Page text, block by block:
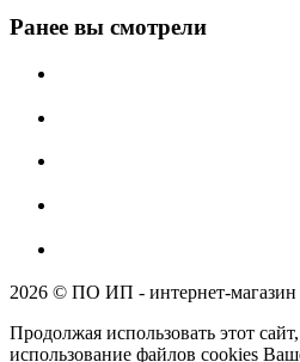
Ранее вы смотрели
2026 © ПО ИП - интернет-магазин
Продолжая использовать этот
использование файлов cookies